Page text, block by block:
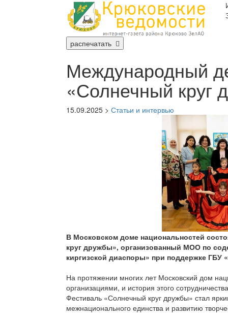
распечатать
Международный
«Солнечный круг
15.09.2025 > Статьи и интервью
В Московском доме национальностей
круг дружбы», организованный МОО по
киргизской диаспоры» при поддержке ГБУ
На протяжении многих лет Московский дом
организациями, и история этого
Фестиваль «Солнечный круг дружбы» стал
межнационального единства и развитию